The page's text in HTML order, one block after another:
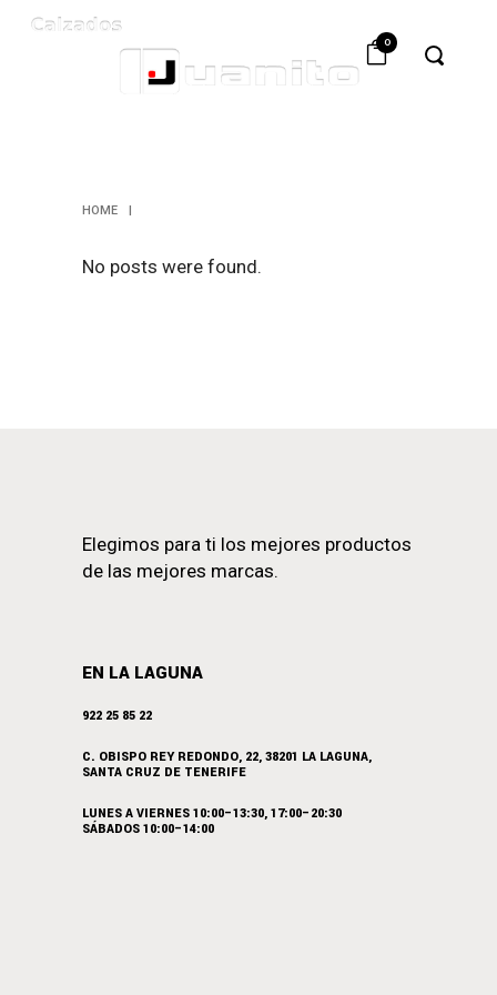
0
HOME |
No posts were found.
Elegimos para ti los mejores productos
de las mejores marcas.
EN LA LAGUNA
922 25 85 22
C. OBISPO REY REDONDO, 22, 38201 LA LAGUNA,
SANTA CRUZ DE TENERIFE
LUNES A VIERNES 10:00–13:30, 17:00–20:30
SÁBADOS 10:00–14:00